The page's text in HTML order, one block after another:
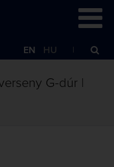
EN HU
G-dúr |